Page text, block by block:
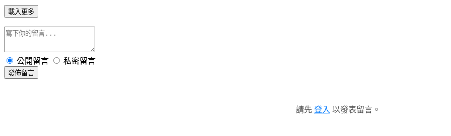
載入更多
公開留言 私密留言
發佈留言
請先 登入 以發表留言。